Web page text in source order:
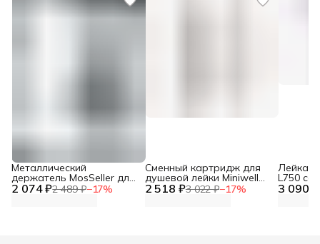
2 074 ₽2 489 ₽−17%
Металлический
держатель MosSeller для
смартфона с 2 518 ₽3 022 ₽−17%
Сменный картридж для
душевой лейки Miniwell
L750, угольный 3 090 ₽
Лейка
L750 со